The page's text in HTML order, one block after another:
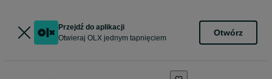
Przejdź do aplikacji
Otwieraj OLX jednym tapnięciem
Otwórz